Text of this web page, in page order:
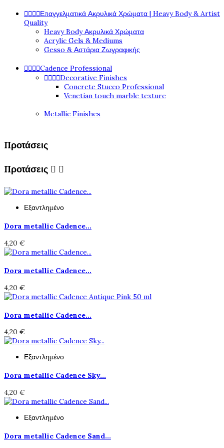
   Επαγγελματικά Ακρυλικά Χρώματα | Heavy Body & Artist
Quality
Heavy Body Ακρυλικά Χρώματα
Acrylic Gels & Mediums
Gesso & Αστάρια Ζωγραφικής
   Cadence Professional
   Decorative Finishes
Concrete Stucco Professional
Venetian touch marble texture
Metallic Finishes
Προτάσεις
Προτάσεις  
Εξαντλημένο
Dora metallic Cadence...
4,20 €
Dora metallic Cadence...
4,20 €
Dora metallic Cadence...
4,20 €
Εξαντλημένο
Dora metallic Cadence Sky...
4,20 €
Εξαντλημένο
Dora metallic Cadence Sand...